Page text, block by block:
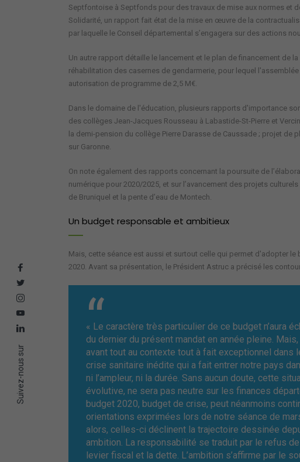
Suivez-nous sur
Septfontoise à Septfonds pour des travaux de mise aux normes et
Solidarité, un rapport fait état de la mise en œuvre de la
par laquelle le Conseil départemental s’engagera sur des actions
Un autre rapport détaille le lancement et le plan de financement de
réhabilitation des casernes de gendarmerie, pour lequel
autorisation de programme de 2,5 M€.
Dans le domaine de l'éducation, plusieurs rapports d'importance
des collèges Jean-Jacques Rousseau à Labastide-St-Pierre et
la demi-pension du collège Pierre Darasse de Caussade ; projet de
sur Garonne.
On note également des rapports concernant la poursuite de
numérique pour 2020/2025, et sur l’avancement des projets
de Bruniquel et la pente d’eau de Montech.
Un budget responsable et ambitieux
Mais, cette séance est aussi et surtout celle qui permet d'adopter
2020. Avant sa présentation, le Président Astruc a précisé les
« Le caractère très particulier de ce budget n’aura
du dernier du présent mandat en année pleine.
avant tout au contexte tout à fait exceptionnel dans
crise sanitaire inédite qui a fait entrer notre pays
ni l’ampleur, ni la durée. Sans aucun doute, cette
évolutive, ne sera pas neutre sur les finances
budget 2020, budget de crise, peut néanmoins
orientations exprimées lors de notre séance de
alors, celles-ci déclinent la trajectoire dessinée
ambition. La responsabilité se traduit par le refus
levier fiscal et la dette. L’ambition s’affirme par le